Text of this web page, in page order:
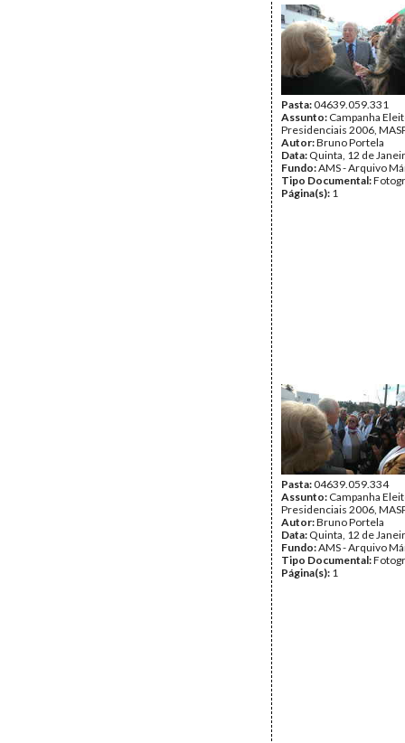
Pasta:04639.059.331
Assunto: Campanha
Presidenciais 2006,
Autor:Bruno Portela
Data: Quinta, 12 de
Fundo:AMS - Arquivo
Tipo Documental:
Página(s): 1
Pasta:04639.059.334
Assunto: Campanha
Presidenciais 2006,
Autor:Bruno Portela
Data: Quinta, 12 de
Fundo:AMS - Arquivo
Tipo Documental:
Página(s): 1